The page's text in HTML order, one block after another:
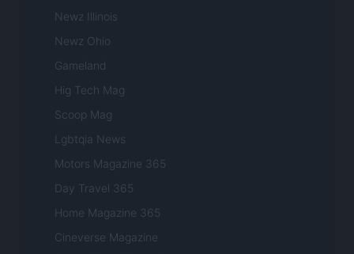
Newz Illinois
Newz Ohio
Gameland
Hig Tech Mag
Scoop Mag
Lgbtqia News
Motors Magazine 365
Day Travel 365
Home Magazine 365
Cineverse Magazine